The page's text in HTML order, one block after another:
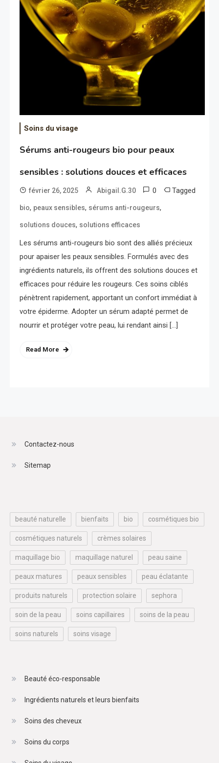
Soins du visage
Sérums anti-rougeurs bio pour peaux
sensibles : solutions douces et efficaces
février 26, 2025 Abigail.G.30 0 Tagged
bio, peaux sensibles, sérums anti-rougeurs,
solutions douces, solutions efficaces
Les sérums anti-rougeurs bio sont des alliés précieux
pour apaiser les peaux sensibles. Formulés avec des
ingrédients naturels, ils offrent des solutions douces et
efficaces pour réduire les rougeurs. Ces soins ciblés
pénètrent rapidement, apportant un confort immédiat à
votre épiderme. Adopter un sérum adapté permet de
nourrir et protéger votre peau, lui rendant ainsi […]
Read More
Contactez-nous
Sitemap
beauté naturelle bienfaits bio cosmétiques bio
cosmétiques naturels crèmes solaires
maquillage bio maquillage naturel peau saine
peaux matures peaux sensibles peau éclatante
produits naturels protection solaire sephora
soin de la peau soins capillaires soins de la peau
soins naturels soins visage
Beauté éco-responsable
Ingrédients naturels et leurs bienfaits
Soins des cheveux
Soins du corps